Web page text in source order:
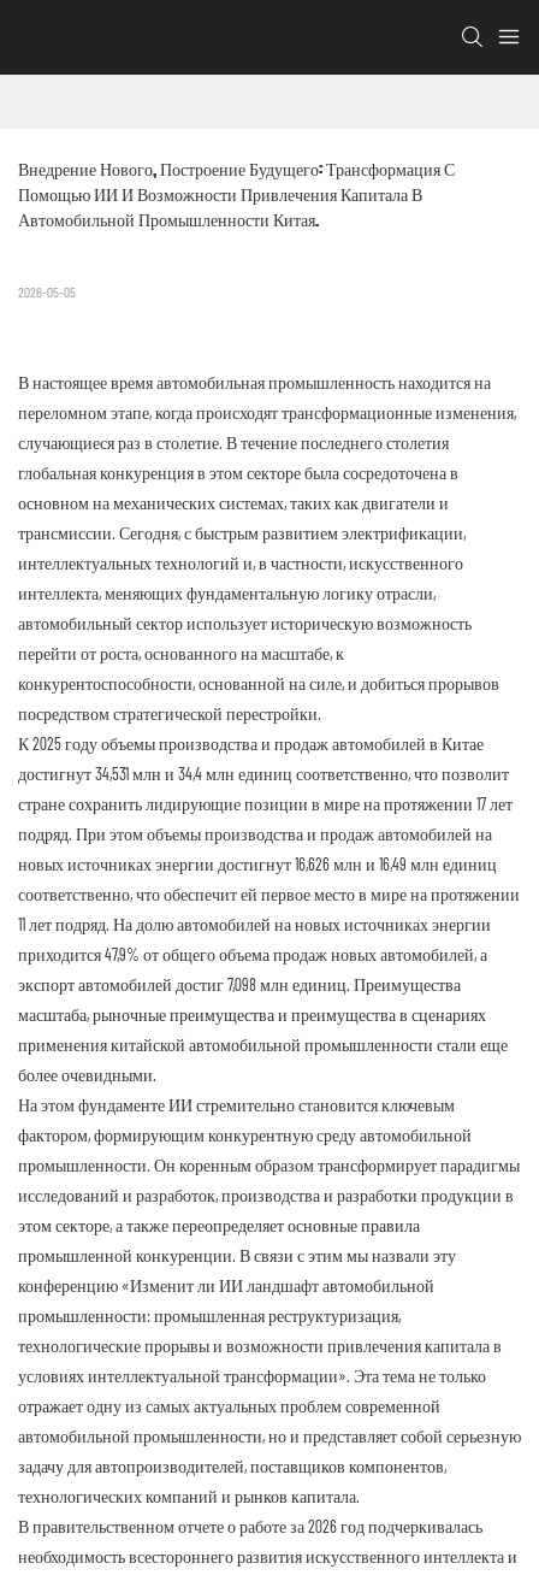
Внедрение Нового, Построение Будущего: Трансформация С
Помощью ИИ И Возможности Привлечения Капитала В
Автомобильной Промышленности Китая.
2026-05-05
В настоящее время автомобильная промышленность находится на
переломном этапе, когда происходят трансформационные изменения,
случающиеся раз в столетие. В течение последнего столетия
глобальная конкуренция в этом секторе была сосредоточена в
основном на механических системах, таких как двигатели и
трансмиссии. Сегодня, с быстрым развитием электрификации,
интеллектуальных технологий и, в частности, искусственного
интеллекта, меняющих фундаментальную логику отрасли,
автомобильный сектор использует историческую возможность
перейти от роста, основанного на масштабе, к
конкурентоспособности, основанной на силе, и добиться прорывов
посредством стратегической перестройки.
К 2025 году объемы производства и продаж автомобилей в Китае
достигнут 34,531 млн и 34,4 млн единиц соответственно, что позволит
стране сохранить лидирующие позиции в мире на протяжении 17 лет
подряд. При этом объемы производства и продаж автомобилей на
новых источниках энергии достигнут 16,626 млн и 16,49 млн единиц
соответственно, что обеспечит ей первое место в мире на протяжении
11 лет подряд. На долю автомобилей на новых источниках энергии
приходится 47,9% от общего объема продаж новых автомобилей, а
экспорт автомобилей достиг 7,098 млн единиц. Преимущества
масштаба, рыночные преимущества и преимущества в сценариях
применения китайской автомобильной промышленности стали еще
более очевидными.
На этом фундаменте ИИ стремительно становится ключевым
фактором, формирующим конкурентную среду автомобильной
промышленности. Он коренным образом трансформирует парадигмы
исследований и разработок, производства и разработки продукции в
этом секторе, а также переопределяет основные правила
промышленной конкуренции. В связи с этим мы назвали эту
конференцию «Изменит ли ИИ ландшафт автомобильной
промышленности: промышленная реструктуризация,
технологические прорывы и возможности привлечения капитала в
условиях интеллектуальной трансформации». Эта тема не только
отражает одну из самых актуальных проблем современной
автомобильной промышленности, но и представляет собой серьезную
задачу для автопроизводителей, поставщиков компонентов,
технологических компаний и рынков капитала.
В правительственном отчете о работе за 2026 год подчеркивалась
необходимость всестороннего развития искусственного интеллекта и